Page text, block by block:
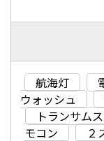
航海灯
ウォッシュ
トランサム
モコン
２